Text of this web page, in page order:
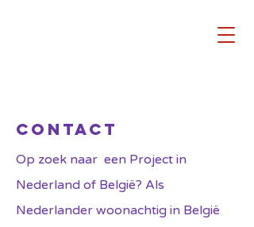
CONTACT
Op zoek naar een Project in
Nederland of België? Als
Nederlander woonachtig in België